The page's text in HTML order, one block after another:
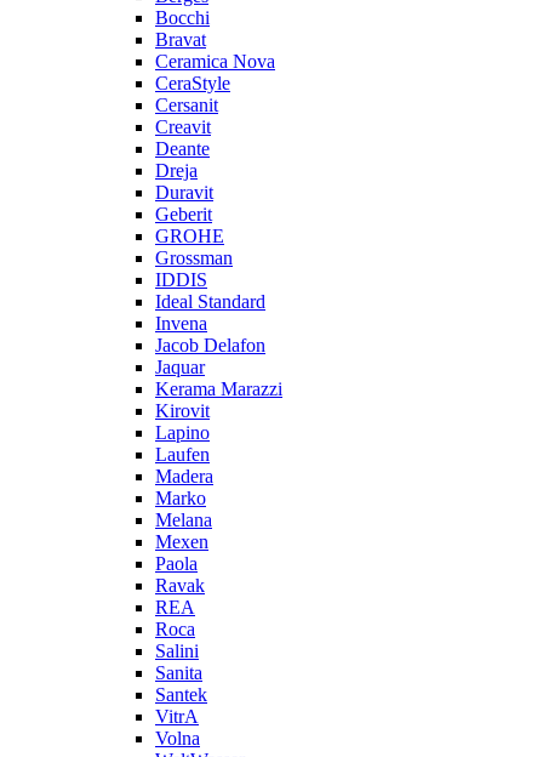
Bocchi
Bravat
Ceramica Nova
CeraStyle
Cersanit
Creavit
Deante
Dreja
Duravit
Geberit
GROHE
Grossman
IDDIS
Ideal Standard
Invena
Jacob Delafon
Jaquar
Kerama Marazzi
Kirovit
Lapino
Laufen
Madera
Marko
Melana
Mexen
Paola
Ravak
REA
Roca
Salini
Sanita
Santek
VitrA
Volna